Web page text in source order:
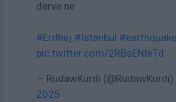
derve ne
#Erdhej #Istanbul #earthquake
pic.twitter.com/2RBsENIeTd
— RudawKurdi (@RudawKurdi)
2025